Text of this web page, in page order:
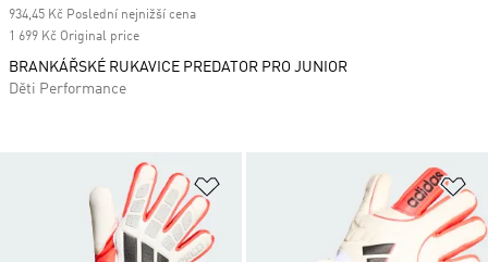
Přidat do seznamu přání
934,45 Kč Poslední nejnižší cena
1 699 Kč Original price
BRANKÁŘSKÉ RUKAVICE PREDATOR PRO JUNIOR
Děti Performance